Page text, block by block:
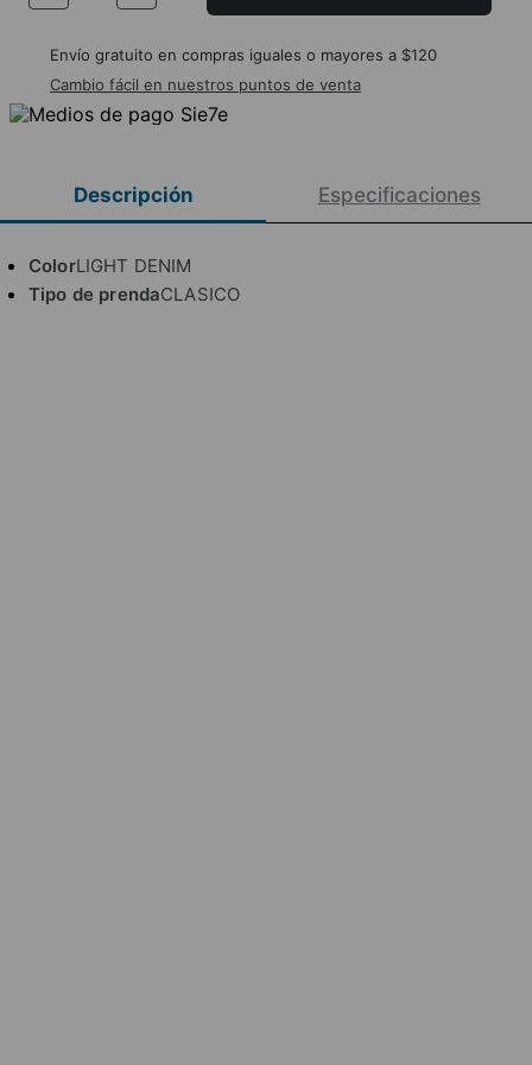
Envío gratuito en compras iguales o mayores a $120
Cambio fácil en nuestros puntos de venta
Descripción Especificaciones
ColorLIGHT DENIM
Tipo de prendaCLASICO